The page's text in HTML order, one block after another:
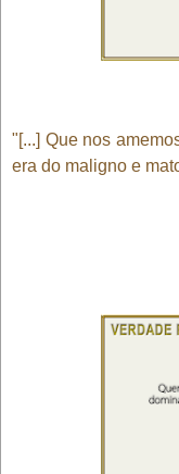
"[...] Que nos
era do maligno e